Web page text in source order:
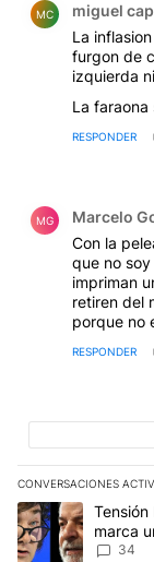
MC miguel
La
furgon de
izquierda
La faraona
RESPONDER
MG Marcelo
Con la
que no
impriman
retiren del
porque no
RESPONDER
CONVERSACIONES
Este listado
Un artículo deTensión
marca
34